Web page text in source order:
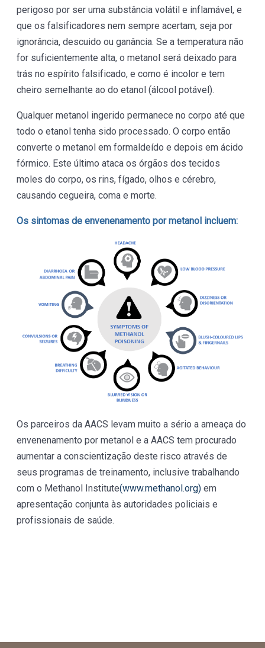
perigoso por ser uma substância volátil e inflamável, e
que os falsificadores nem sempre acertam, seja por
ignorância, descuido ou ganância. Se a temperatura não
for suficientemente alta, o metanol será deixado para
trás no espírito falsificado, e como é incolor e tem
cheiro semelhante ao do etanol (álcool potável).
Qualquer metanol ingerido permanece no corpo até que
todo o etanol tenha sido processado. O corpo então
converte o metanol em formaldeído e depois em ácido
fórmico. Este último ataca os órgãos dos tecidos
moles do corpo, os rins, fígado, olhos e cérebro,
causando cegueira, coma e morte.
Os sintomas de envenenamento por metanol incluem:
Os parceiros da AACS levam muito a sério a ameaça do
envenenamento por metanol e a AACS tem procurado
aumentar a conscientização deste risco através de
seus programas de treinamento, inclusive trabalhando
com o Methanol Institute(www.methanol.org) em
apresentação conjunta às autoridades policiais e
profissionais de saúde.